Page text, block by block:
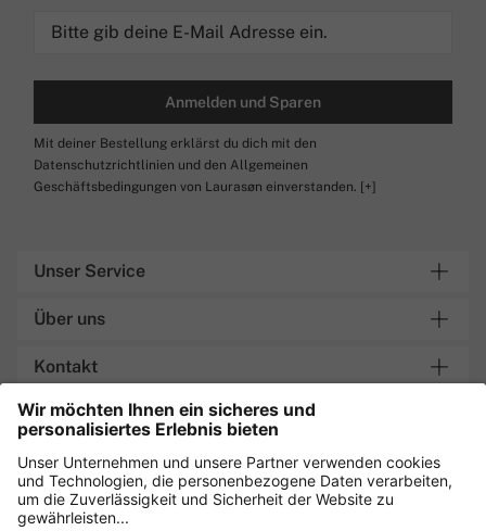
Anmelden und Sparen
Mit deiner Bestellung erklärst du dich mit den
Datenschutzrichtlinien und den Allgemeinen
Geschäftsbedingungen von Laurasøn einverstanden. [+]
Unser Service
Über uns
Kontakt
Lieferung an Packstation
Sicher einkaufen mit